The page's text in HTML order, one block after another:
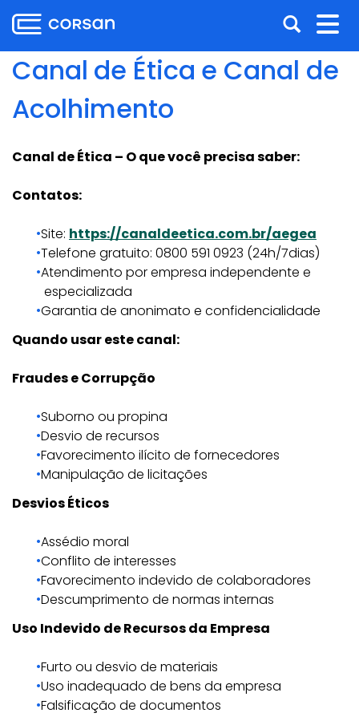
para
o
conteúdo
para
para
o
conteúdo
Abrir
a
busca
Canal de Ética e Canal de
Acolhimento
Canal de Ética – O que você precisa saber:
Contatos:
Site: https://canaldeetica.com.br/aegea
Telefone gratuito: 0800 591 0923 (24h/7dias)
Atendimento por empresa independente e
especializada
Garantia de anonimato e confidencialidade
Quando usar este canal:
Fraudes e Corrupção
Suborno ou propina
Desvio de recursos
Favorecimento ilícito de fornecedores
Manipulação de licitações
Desvios Éticos
Assédio moral
Conflito de interesses
Favorecimento indevido de colaboradores
Descumprimento de normas internas
Uso Indevido de Recursos da Empresa
Furto ou desvio de materiais
Uso inadequado de bens da empresa
Falsificação de documentos